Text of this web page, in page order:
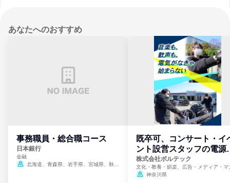
あなたへのおすすめ
事務職員・総合職コース
日本銀行
金融
北海道、青森県、岩手県、宮城県、秋田
既卒可、コンサート・イ
ント設営スタッフの電源
門
株式会社ボルテック
文化・教養・娯楽、広告・メディア・マ
ミ、電力・ガス・水道・エネルギー
神奈川県